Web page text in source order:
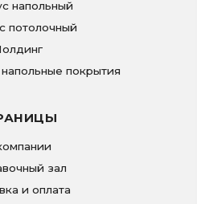
напольный
потолочный
покрытия
зал
и оплата